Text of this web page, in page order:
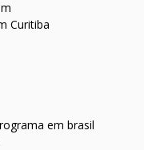
Curitiba
em brasil